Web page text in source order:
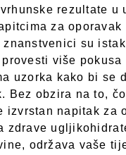
rezultate u
za oporavak
znanstvenici su
više pokusa
uzorka kako bi se
Bez obzira na to,
izvrstan napitak za
zdrave
održava vaše